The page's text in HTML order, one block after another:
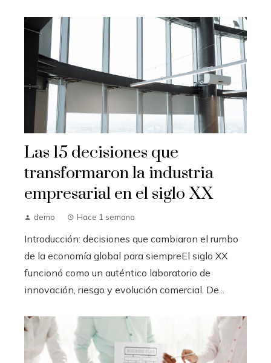
Las 15 decisiones que
transformaron la industria
empresarial en el siglo XX
demo Hace 1 semana
Introducción: decisiones que cambiaron el rumbo
de la economía global para siempreEl siglo XX
funcionó como un auténtico laboratorio de
innovación, riesgo y evolución comercial. De...